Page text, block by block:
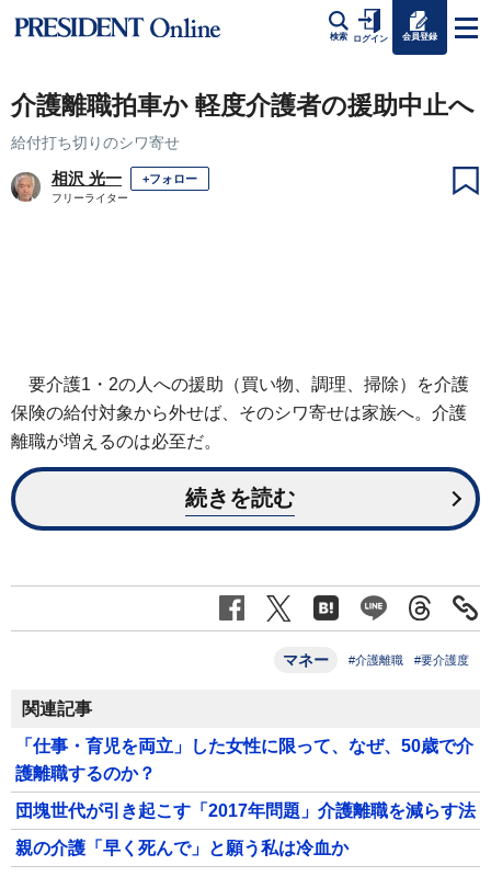
検索 ログイン 会員登録
介護離職拍車か 軽度介護者の援助中止へ
給付打ち切りのシワ寄せ
相沢 光一 +フォロー
フリーライター
要介護1・2の人への援助（買い物、調理、掃除）を介護
保険の給付対象から外せば、そのシワ寄せは家族へ。介護
離職が増えるのは必至だ。
続きを読む
マネー #介護離職 #要介護度
関連記事
「仕事・育児を両立」した女性に限って、なぜ、50歳で介
護離職するのか？
団塊世代が引き起こす「2017年問題」介護離職を減らす法
親の介護「早く死んで」と願う私は冷血か